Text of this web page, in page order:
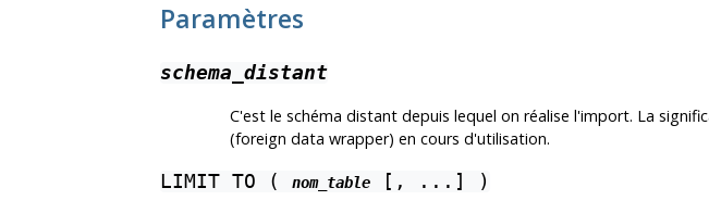
Paramètres
schema_distant
C'est le schéma distant depuis lequel on réalise l'import. La
(foreign data wrapper) en cours d'utilisation.
LIMIT TO ( nom_table [, ...] )